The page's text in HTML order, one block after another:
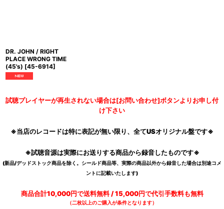
DR. JOHN / RIGHT
PLACE WRONG TIME
(45's) [45-6914]
試聴プレイヤーが再生されない場合は[お問い合わせ]ボタンよりお申し付
け下さい
※当店のレコードは特に表記が無い限り、全てUSオリジナル盤です※
※試聴音源は実際にお送りする商品から録音したものです※
(新品/デッドストック商品を除く。シールド商品等、実際の商品以外から録音した場合は別途コメ
ントに記載いたします)
商品合計10,000円で送料無料 / 15,000円で代引手数料も無料
（二枚以上のご購入が条件となります）